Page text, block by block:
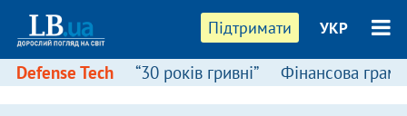
Підтримати УКР
Defense Tech “30 років гривні” Фінансова